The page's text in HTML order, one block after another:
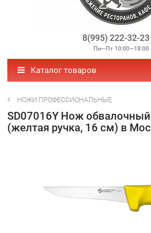
8(995) 222-32-23
Пн—Пт 10:00—18:00
Каталог товаров
НОЖИ ПРОФЕССИОНАЛЬНЫЕ
SD07016Y Нож обвалочный
(желтая ручка, 16 см) в